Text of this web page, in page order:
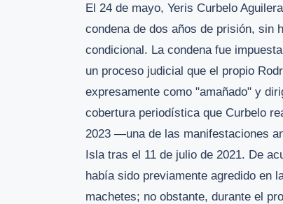
El 24 de mayo, Yeris Curbelo
condena de dos años de prisión, sin
condicional. La condena fue
un proceso judicial que el propio
expresamente como "amañado" y
cobertura periodística que Curbelo
2023 —una de las manifestaciones
Isla tras el 11 de julio de 2021. De
había sido previamente agredido en
machetes; no obstante, durante el